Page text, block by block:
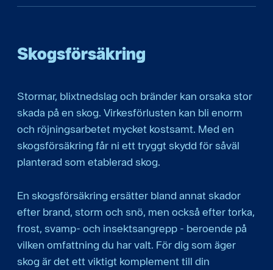
Skogsförsäkring
Stormar, blixtnedslag och bränder kan orsaka stor
skada på en skog. Virkesförlusten kan bli enorm
och röjningsarbetet mycket kostsamt. Med en
skogsförsäkring får ni ett tryggt skydd för såväl
planterad som etablerad skog.
En skogsförsäkring ersätter bland annat skador
efter brand, storm och snö, men också efter torka,
frost, svamp- och insektsangrepp - beroende på
vilken omfattning du har valt. För dig som äger
skog är det ett viktigt komplement till din